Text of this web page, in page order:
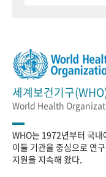
세계보건기구
World Health
WHO는 1972년부터 국내
이들 기관을 중심으로 연
지원을 지속해 왔다.